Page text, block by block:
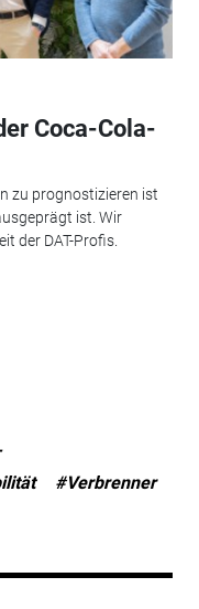
Coca-Cola-
zu prognostizieren ist
ist. Wir
der DAT-Profis.
#Verbrenner